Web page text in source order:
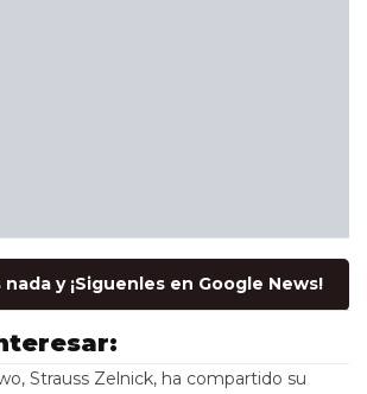
y ¡Siguenles en Google News!
Strauss Zelnick, ha compartido su